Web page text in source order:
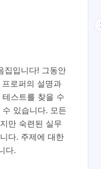
집입니다! 그동안
로퍼의 설명과
스트를 찾을 수
있습니다. 모든
만 숙련된 실무
다. 주제에 대한
다.